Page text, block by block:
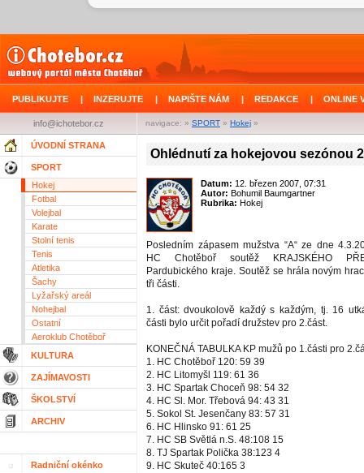
PUBLIKUJTE | INZERUJTE | NAPIŠTE NÁM | REDAKCE | ONLINE
navigace: » SPORT » Hokej »
info@ichotebor.cz
ÚVODNÍ STRANA
SPORT
Hokej
Fotbal
Volejbal
Karate
Stolní tenis
Tenis
Atletika
Šachy
Lyžařský areál
Nohejbal
Ostatní
Aeroklub Chotěboř
KULTURA
ZAJÍMAVOSTI
ŠKOLSTVÍ
ARCHIV
Radniční okénko
Ohlédnutí za hokejovou sezónou
Datum: 12. březen 2007, 07:31
Autor: Bohumil Baumgartner
Rubrika: Hokej
Posledním zápasem mužstva “A“ ze dne
HC Chotěboř soutěž KRAJSKÉHO
Pardubického kraje. Soutěž se hrála novým
tři části.
1. část: dvoukolově každý s každým, tj. 16
části bylo určit pořadí družstev pro 2.část.
KONEČNÁ TABULKA KP mužů po 1.části pro
1. HC Chotěboř 120: 59 39
2. HC Litomyšl 119: 61 36
3. HC Spartak Choceň 98: 54 32
4. HC Sl. Mor. Třebová 94: 43 31
5. Sokol St. Jesenčany 83: 57 31
6. HC Hlinsko 91: 61 25
7. HC SB Světlá n.S. 48:108 15
8. TJ Spartak Polička 38:123 4
9. HC Skuteč 40:165 3